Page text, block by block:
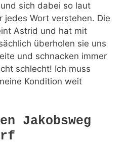
sich dabei so laut
jedes Wort verstehen. Die
Astrid und hat mit
überholen sie uns
und schnacken immer
schlecht! Ich muss
Kondition weit
Jakobsweg